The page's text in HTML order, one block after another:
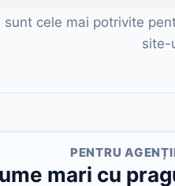
sunt cele mai potrivite
site-
PENTRU
mari cu